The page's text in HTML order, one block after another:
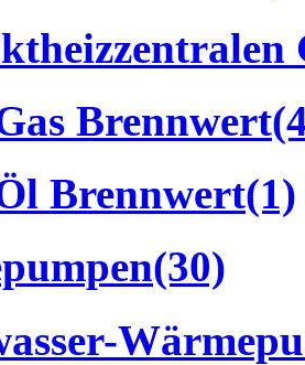
Brennwert
Brennwert(1)
(30)